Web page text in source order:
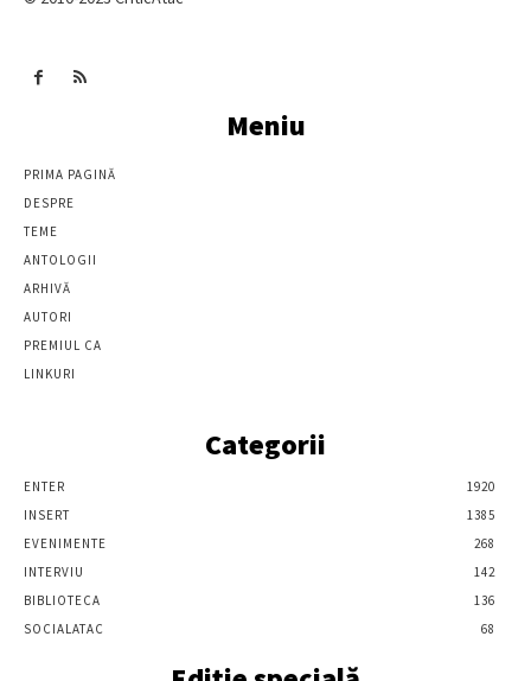
Meniu
PRIMA PAGINĂ
DESPRE
TEME
ANTOLOGII
ARHIVĂ
AUTORI
PREMIUL CA
LINKURI
Categorii
ENTER
1920
INSERT
1385
EVENIMENTE
268
INTERVIU
142
BIBLIOTECA
136
SOCIALATAC
68